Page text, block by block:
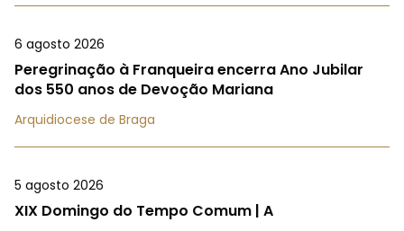
6 agosto 2026
Peregrinação à Franqueira encerra Ano Jubilar
dos 550 anos de Devoção Mariana
Arquidiocese de Braga
5 agosto 2026
XIX Domingo do Tempo Comum | A